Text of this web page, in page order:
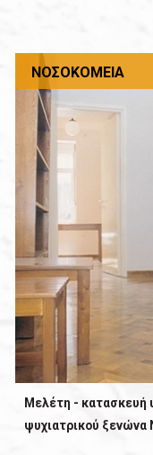
ΝΟΣΟΚΟΜΕΊΑ
Μελέτη - κατασκευή
ψυχιατρικού ξενώνα